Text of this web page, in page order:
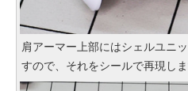
肩アーマー上部にはシェルユニ
すので、それをシールで再現し